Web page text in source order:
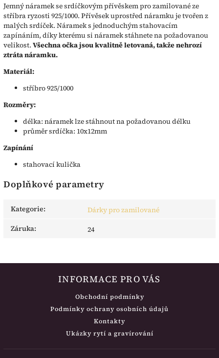
Jemný náramek se srdíčkovým přívěskem pro zamilované ze
stříbra ryzosti 925/1000. Přívěsek uprostřed náramku je tvořen z
malých srdíček. Náramek s jednoduchým stahovacím
zapínáním, díky kterému si náramek stáhnete na požadovanou
velikost. Všechna očka jsou kvalitně letovaná, takže nehrozí
ztráta náramku.
Materiál:
stříbro 925/1000
Rozměry:
délka: náramek lze stáhnout na požadovanou délku
průměr srdíčka: 10x12mm
Zapínání
stahovací kulička
Doplňkové parametry
Kategorie:
Dárky pro zamilované
Záruka: 24
INFORMACE PRO VÁS
Obchodní podmínky
Podmínky ochrany osobních údajů
Kontakty
Ukázky rytí a gravírování